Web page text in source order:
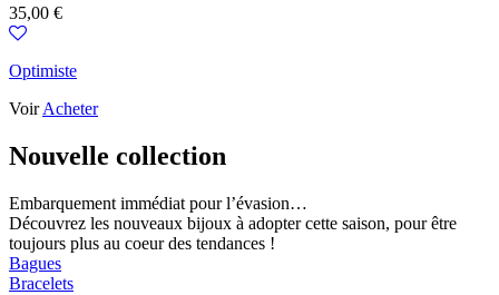
Prix
35,00 €
Optimiste
VoirAcheter
Nouvelle collection
Embarquement immédiat pour l’évasion…
Découvrez les nouveaux bijoux à adopter cette saison, pour être
toujours plus au coeur des tendances !
Bagues
Bracelets